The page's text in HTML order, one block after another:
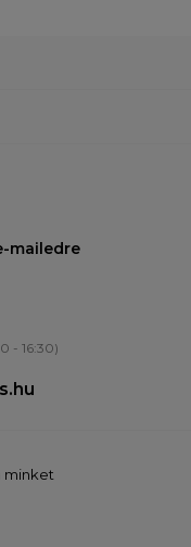
mailedre
- 16:30)
minket